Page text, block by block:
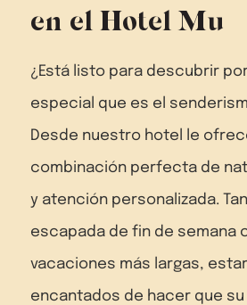
en el Hotel Mu
¿Está listo para descubrir
especial que es el
Desde nuestro hotel le
combinación perfecta de
y atención personalizada.
escapada de fin de semana
vacaciones más largas,
encantados de hacer que